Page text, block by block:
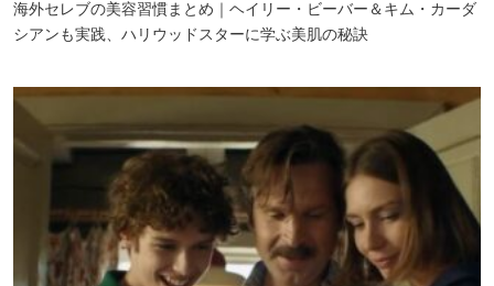
海外セレブの美容習慣まとめ｜ヘイリー・ビーバー＆キム・カーダ
シアンも実践、ハリウッドスターに学ぶ美肌の秘訣